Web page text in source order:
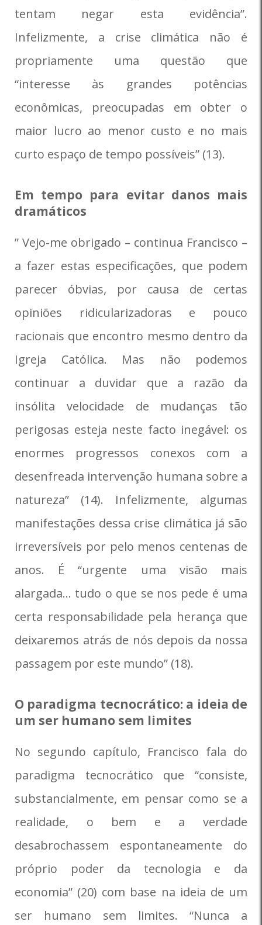
tentam negar esta evidência”.
Infelizmente, a crise climática não é
propriamente uma questão que
“interesse às grandes potências
econômicas, preocupadas em obter o
maior lucro ao menor custo e no mais
curto espaço de tempo possíveis” (13).
Em tempo para evitar danos mais
dramáticos
” Vejo-me obrigado – continua Francisco –
a fazer estas especificações, que podem
parecer óbvias, por causa de certas
opiniões ridicularizadoras e pouco
racionais que encontro mesmo dentro da
Igreja Católica. Mas não podemos
continuar a duvidar que a razão da
insólita velocidade de mudanças tão
perigosas esteja neste facto inegável: os
enormes progressos conexos com a
desenfreada intervenção humana sobre a
natureza” (14). Infelizmente, algumas
manifestações dessa crise climática já são
irreversíveis por pelo menos centenas de
anos. É “urgente uma visão mais
alargada… tudo o que se nos pede é uma
certa responsabilidade pela herança que
deixaremos atrás de nós depois da nossa
passagem por este mundo” (18).
O paradigma tecnocrático: a ideia de
um ser humano sem limites
No segundo capítulo, Francisco fala do
paradigma tecnocrático que “consiste,
substancialmente, em pensar como se a
realidade, o bem e a verdade
desabrochassem espontaneamente do
próprio poder da tecnologia e da
economia” (20) com base na ideia de um
ser humano sem limites. “Nunca a